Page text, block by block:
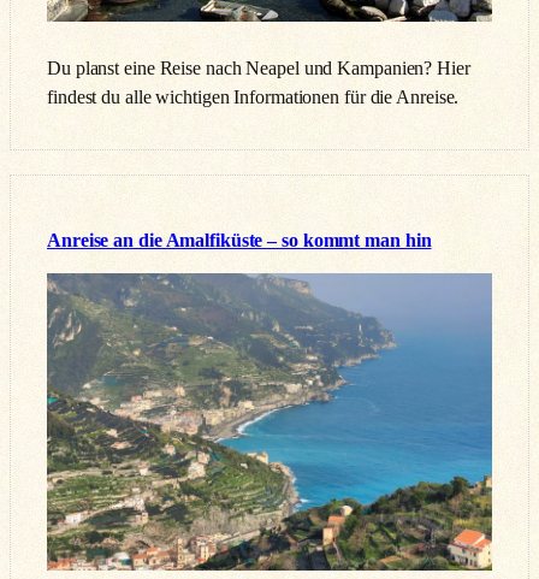
Du planst eine Reise nach Neapel und Kampanien? Hier
findest du alle wichtigen Informationen für die Anreise.
Anreise an die Amalfiküste – so kommt man hin